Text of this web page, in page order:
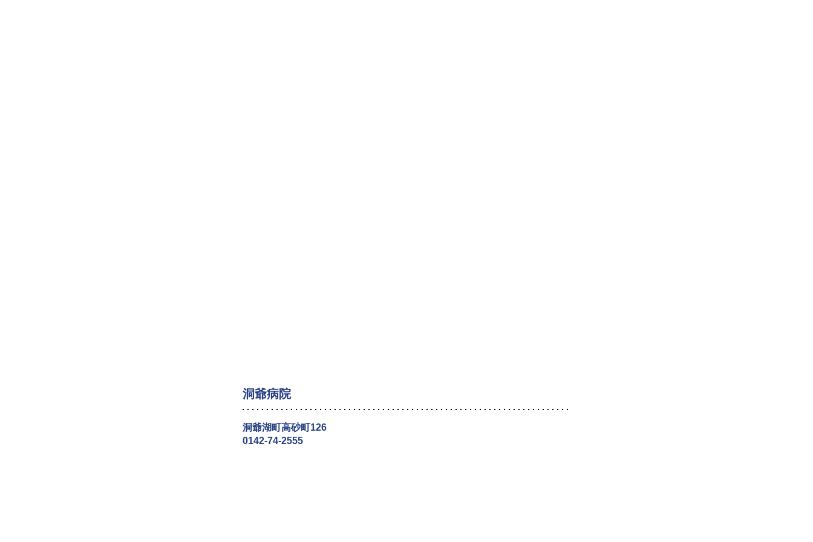
洞爺病院
洞爺湖町高砂町126
0142-74-2555